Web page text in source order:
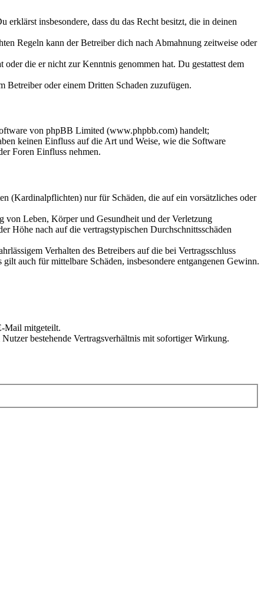
insbesondere, dass du das Recht besitzt, die in deinen
Regeln kann der Betreiber dich nach Abmahnung zeitweise oder
die er nicht zur Kenntnis genommen hat. Du gestattest dem
Betreiber oder einem Dritten Schaden zuzufügen.
von phpBB Limited (www.phpbb.com) handelt;
keinen Einfluss auf die Art und Weise, wie die Software
Foren Einfluss nehmen.
(Kardinalpflichten) nur für Schäden, die auf ein vorsätzliches oder
von Leben, Körper und Gesundheit und der Verletzung
Höhe nach auf die vertragstypischen Durchschnittsschäden
Verhalten des Betreibers auf die bei Vertragsschluss
auch für mittelbare Schäden, insbesondere entgangenen Gewinn.
Mail mitgeteilt.
bestehende Vertragsverhältnis mit sofortiger Wirkung.